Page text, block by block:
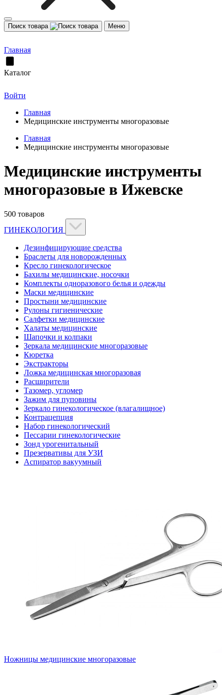
Поиск товара Меню
Главная
Каталог
Войти
Главная
Медицинские инструменты многоразовые
Главная
Медицинские инструменты многоразовые
Медицинские инструменты
многоразовые в Ижевске
500 товаров
ГИНЕКОЛОГИЯ
Дезинфицирующие средства
Браслеты для новорожденных
Кресло гинекологическое
Бахилы медицинские, носочки
Комплекты одноразового белья и одежды
Маски медицинские
Простыни медицинские
Рулоны гигиенические
Салфетки медицинские
Халаты медицинские
Шапочки и колпаки
Зеркала медицинские многоразовые
Кюретка
Экстракторы
Ложка медицинская многоразовая
Расширители
Тазомер, угломер
Зажим для пуповины
Зеркало гинекологическое (влагалищное)
Контрацепция
Набор гинекологический
Пессарии гинекологические
Зонд урогенитальный
Презервативы для УЗИ
Аспиратор вакуумный
Ножницы медицинские многоразовые